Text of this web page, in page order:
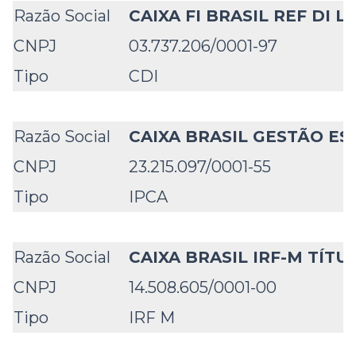
Razão Social
CAIXA FI BRASIL REF DI
CNPJ
03.737.206/0001-97
Tipo
CDI
Razão Social
CAIXA BRASIL GESTÃO
CNPJ
23.215.097/0001-55
Tipo
IPCA
Razão Social
CAIXA BRASIL IRF-M
CNPJ
14.508.605/0001-00
Tipo
IRF M